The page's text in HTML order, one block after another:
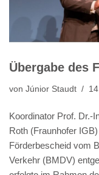
Übergabe des
von Júnior Staudt
Koordinator Prof. Dr.-
Roth (Fraunhofer
Förderbescheid vom
Verkehr (BMDV)